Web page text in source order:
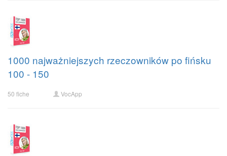
1000 najważniejszych rzeczowników po fińsku
100 - 150
50 fiche VocApp